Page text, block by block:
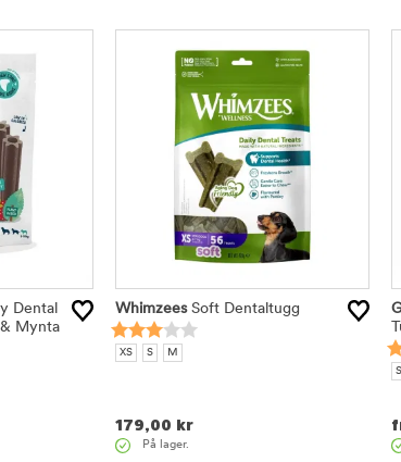
Dental
& Mynta
WhimzeesSoft Dentaltugg
XS S M
179,00 kr
På lager.
S